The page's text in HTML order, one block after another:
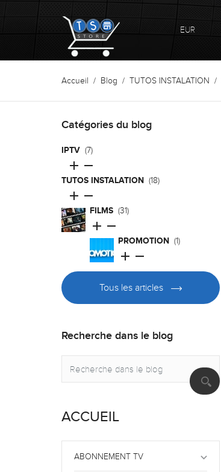
EUR
Accueil Blog TUTOS INSTALATION
Catégories du blog
IPTV (7)
 
TUTOS INSTALATION (18)
 
FILMS (31)
 
PROMOTION (1)
 
Tous les articles
Recherche dans le blog
ACCUEIL
ABONNEMENT TV keyboard_arrow_down